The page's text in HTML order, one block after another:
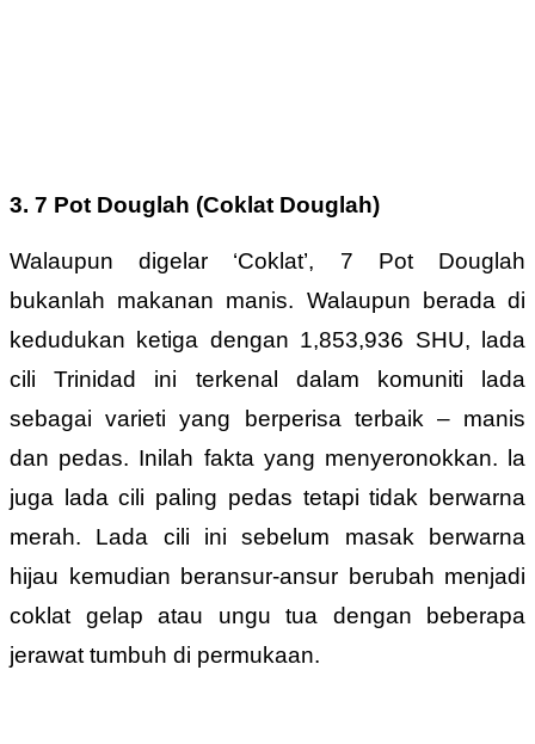
3. 7 Pot Douglah (Coklat Douglah)
Walaupun digelar ‘Coklat’, 7 Pot Douglah
bukanlah makanan manis. Walaupun berada di
kedudukan ketiga dengan 1,853,936 SHU, lada
cili Trinidad ini terkenal dalam komuniti lada
sebagai varieti yang berperisa terbaik – manis
dan pedas. Inilah fakta yang menyeronokkan. la
juga lada cili paling pedas tetapi tidak berwarna
merah. Lada cili ini sebelum masak berwarna
hijau kemudian beransur-ansur berubah menjadi
coklat gelap atau ungu tua dengan beberapa
jerawat tumbuh di permukaan.